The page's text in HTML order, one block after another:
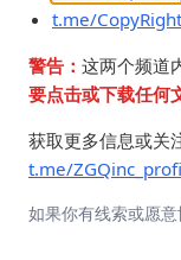
t.me/
警告： 这两个频道
要点击或下载任何
获取更多信息或关
t.me/
如果你有线索或愿意